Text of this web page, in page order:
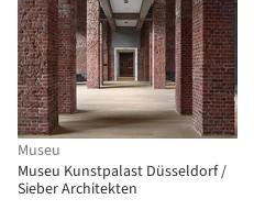
Museu
Museu Kunstpalast Düsseldorf /
Sieber Architekten